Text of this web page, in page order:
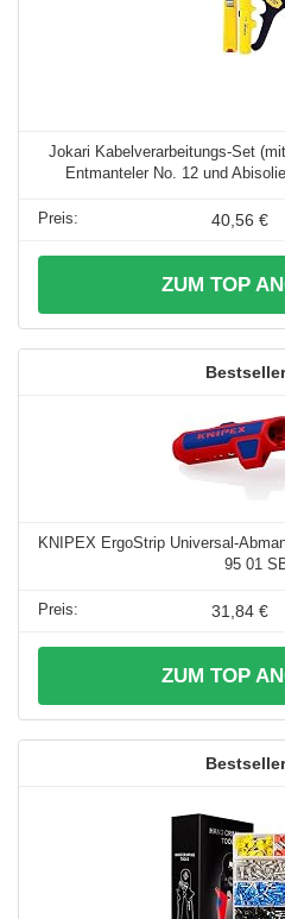
Jokari Kabelverarbeitungs-Set
Entmanteler No. 12 und
40,56 €
ZUM TOP
KNIPEX ErgoStrip Universal-
95 01
31,84 €
ZUM TOP